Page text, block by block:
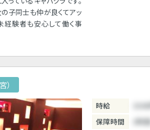
子同士も仲が良くてアッ
経験者も安心して働く事
）
時給 3300
保障時間
3時間